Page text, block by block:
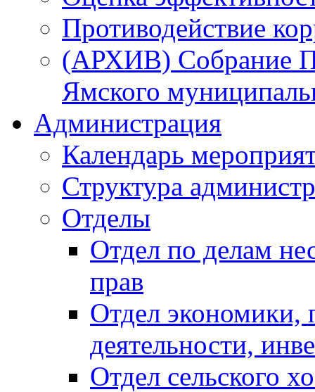
Противодействие
(АРХИВ) Собрание
Ямского
Администрация
Календарь
Структура
Отделы
Отдел по делам
прав
Отдел экономики,
деятельности,
Отдел сельского